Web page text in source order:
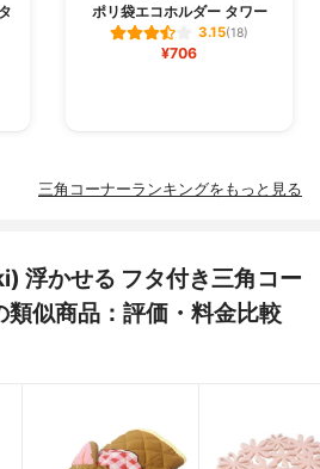
ポリ袋エコホルダー タワー
3.15(18)
¥706
三角コーナーランキングをもっと見る
浮かせる フタ付き三角コー
似商品：評価・料金比較